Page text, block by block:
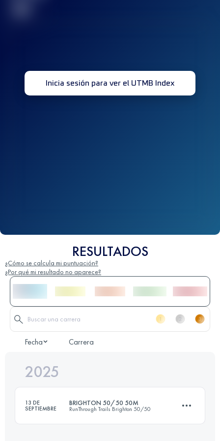
Inicia sesión para ver el UTMB Index
RESULTADOS
¿Cómo se calcula mi puntuación?
¿Por qué mi resultado no aparece?
Fecha Carrera
2025
13 DE
SEPTIEMBRE
BRIGHTON 50/50 50M
RunThrough Trails Brighton 50/50